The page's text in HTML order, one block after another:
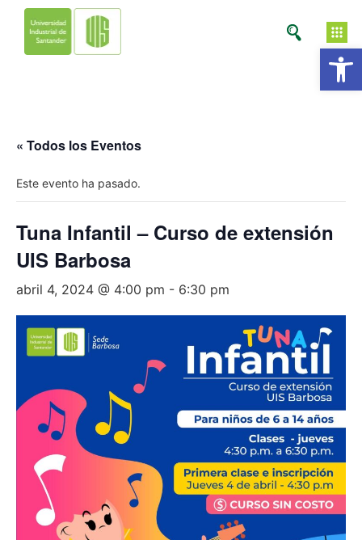
« Todos los Eventos
Este evento ha pasado.
Tuna Infantil – Curso de extensión
UIS Barbosa
abril 4, 2024 @ 4:00 pm - 6:30 pm